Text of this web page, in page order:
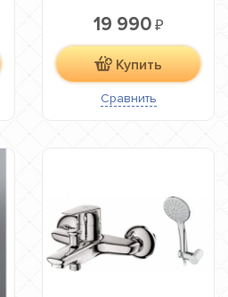
19 990₽
Купить
Сравнить